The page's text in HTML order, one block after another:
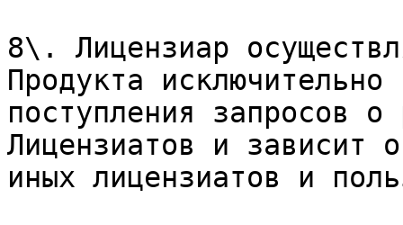
8\. Лицензиар
Продукта
поступления запросов
Лицензиатов и зависит
иных лицензиатов и